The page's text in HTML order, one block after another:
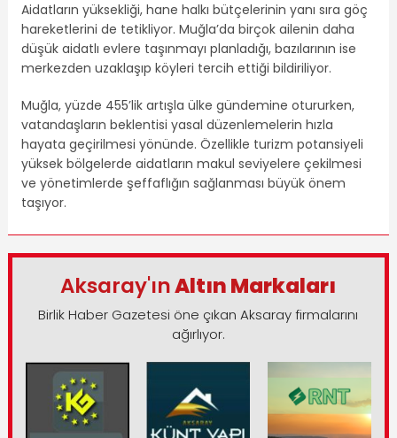
Aidatların yüksekliği, hane halkı bütçelerinin yanı sıra göç
hareketlerini de tetikliyor. Muğla’da birçok ailenin daha
düşük aidatlı evlere taşınmayı planladığı, bazılarının ise
merkezden uzaklaşıp köyleri tercih ettiği bildiriliyor.
Muğla, yüzde 455’lik artışla ülke gündemine otururken,
vatandaşların beklentisi yasal düzenlemelerin hızla
hayata geçirilmesi yönünde. Özellikle turizm potansiyeli
yüksek bölgelerde aidatların makul seviyelere çekilmesi
ve yönetimlerde şeffaflığın sağlanması büyük önem
taşıyor.
Aksaray'ınAltın Markaları
Birlik Haber Gazetesi öne çıkan Aksaray firmalarını
ağırlıyor.